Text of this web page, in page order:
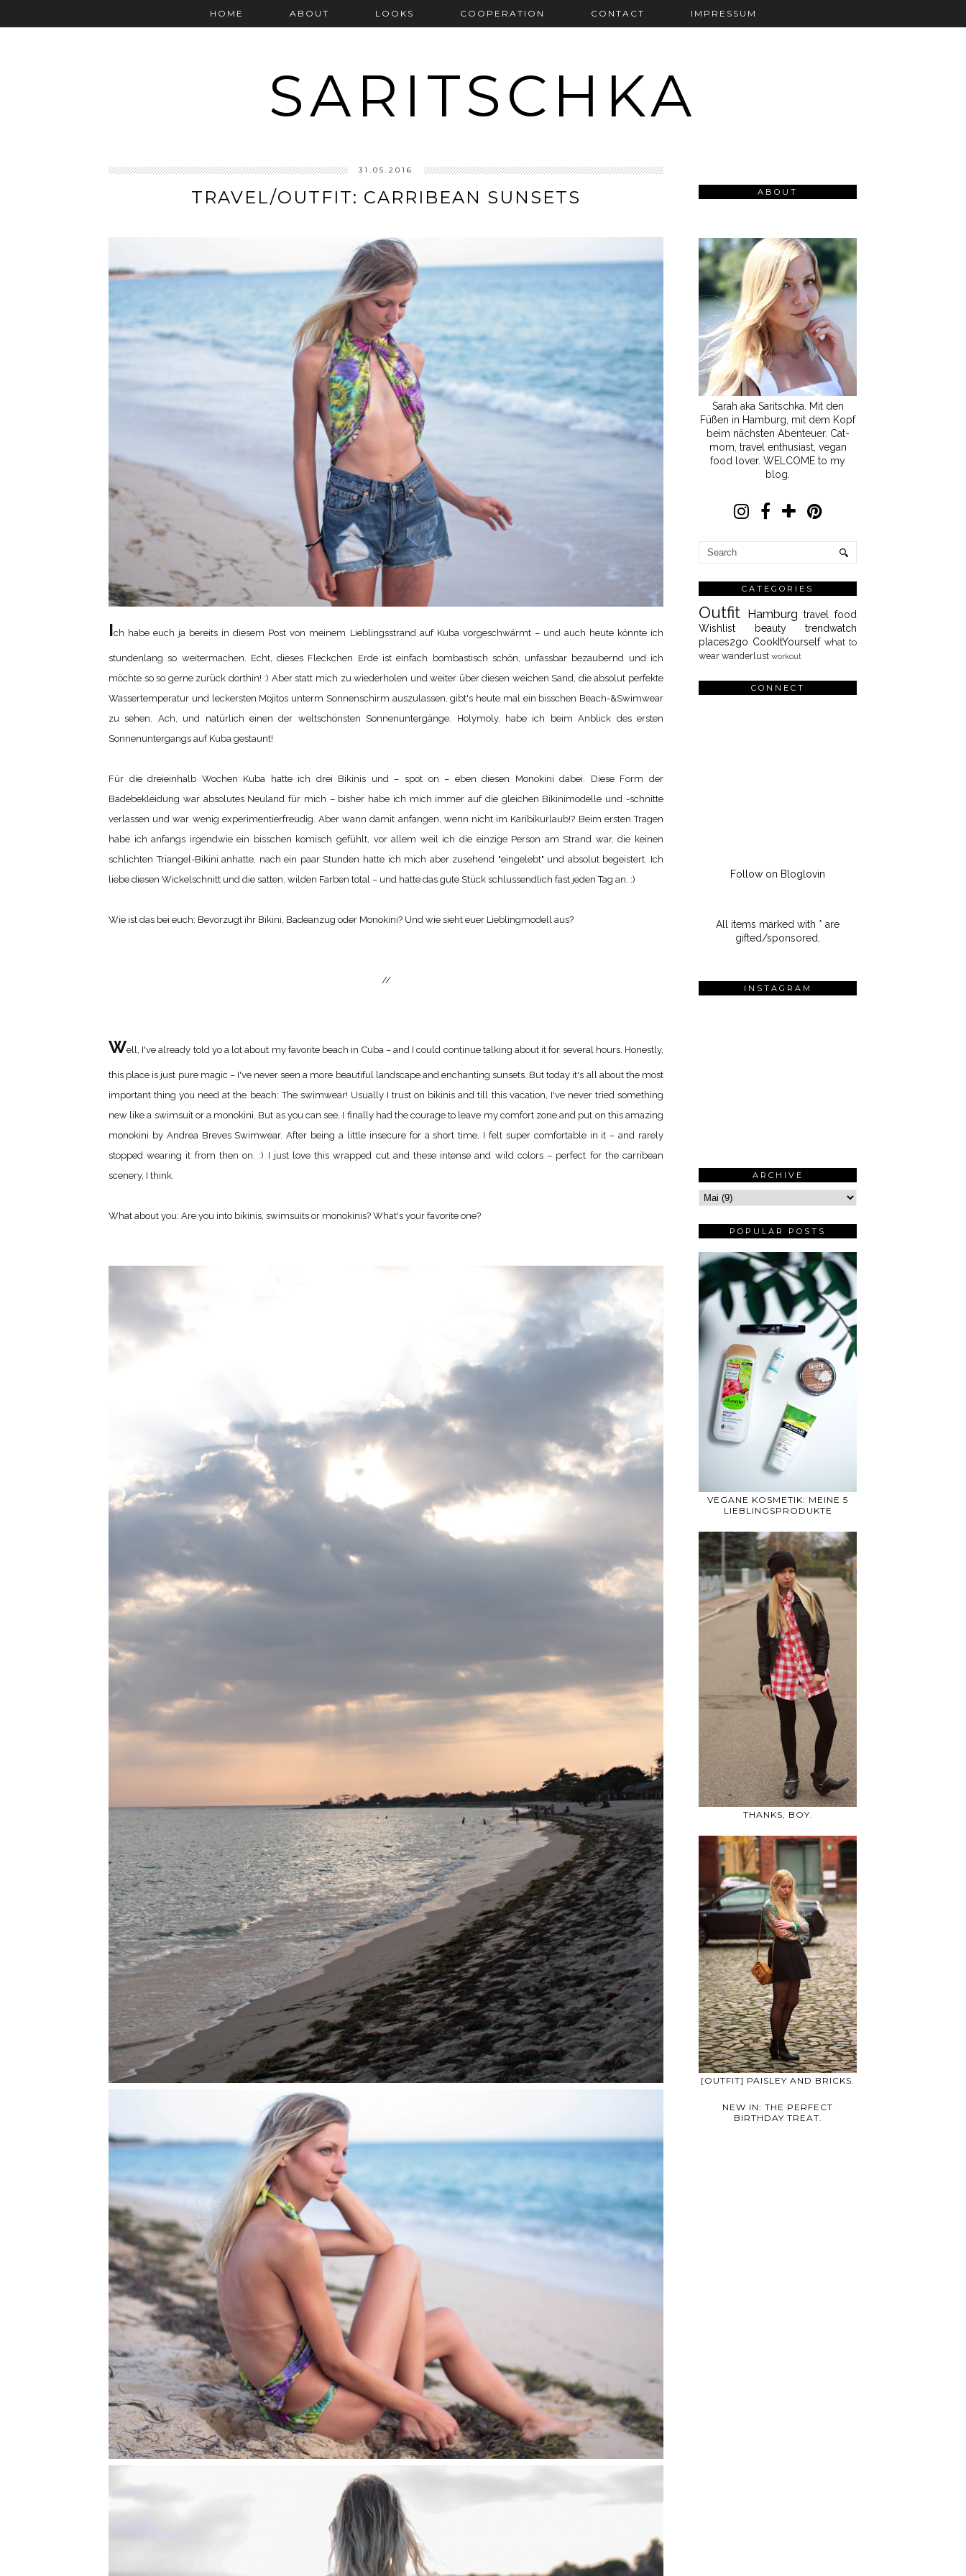
HOME ABOUT LOOKS COOPERATION CONTACT IMPRESSUM
SARITSCHKA
31.05.2016
TRAVEL/OUTFIT: CARRIBEAN SUNSETS
Ich habe euch ja bereits in diesem Post von meinem Lieblingsstrand auf Kuba vorgeschwärmt – und auch heute könnte ich
stundenlang so weitermachen. Echt, dieses Fleckchen Erde ist einfach bombastisch schön, unfassbar bezaubernd und ich
möchte so so gerne zurück dorthin! :) Aber statt mich zu wiederholen und weiter über diesen weichen Sand, die absolut perfekte
Wassertemperatur und leckersten Mojitos unterm Sonnenschirm auszulassen, gibt's heute mal ein bisschen Beach-&Swimwear
zu sehen. Ach, und natürlich einen der weltschönsten Sonnenuntergänge. Holymoly, habe ich beim Anblick des ersten
Sonnenuntergangs auf Kuba gestaunt!
Für die dreieinhalb Wochen Kuba hatte ich drei Bikinis und – spot on – eben diesen Monokini dabei. Diese Form der
Badebekleidung war absolutes Neuland für mich – bisher habe ich mich immer auf die gleichen Bikinimodelle und -schnitte
verlassen und war wenig experimentierfreudig. Aber wann damit anfangen, wenn nicht im Karibikurlaub!? Beim ersten Tragen
habe ich anfangs irgendwie ein bisschen komisch gefühlt, vor allem weil ich die einzige Person am Strand war, die keinen
schlichten Triangel-Bikini anhatte, nach ein paar Stunden hatte ich mich aber zusehend "eingelebt" und absolut begeistert. Ich
liebe diesen Wickelschnitt und die satten, wilden Farben total – und hatte das gute Stück schlussendlich fast jeden Tag an. :)
Wie ist das bei euch: Bevorzugt ihr Bikini, Badeanzug oder Monokini? Und wie sieht euer Lieblingmodell aus?
//
Well, I've already told yo a lot about my favorite beach in Cuba – and I could continue talking about it for several hours. Honestly,
this place is just pure magic – I've never seen a more beautiful landscape and enchanting sunsets. But today it's all about the most
important thing you need at the beach: The swimwear! Usually I trust on bikinis and till this vacation, I've never tried something
new like a swimsuit or a monokini. But as you can see, I finally had the courage to leave my comfort zone and put on this amazing
monokini by Andrea Breves Swimwear. After being a little insecure for a short time, I felt super comfortable in it – and rarely
stopped wearing it from then on. :) I just love this wrapped cut and these intense and wild colors – perfect for the carribean
scenery, I think.
What about you: Are you into bikinis, swimsuits or monokinis? What's your favorite one?
ABOUT
Sarah aka Saritschka. Mit den
Füßen in Hamburg, mit dem Kopf
beim nächsten Abenteuer. Cat-
mom, travel enthusiast, vegan
food lover. WELCOME to my
blog.
CATEGORIES
Outfit Hamburg travel food
Wishlist
beauty
trendwatch
places2go CookItYourself what to
wear wanderlust workout
CONNECT
Follow on Bloglovin
All items marked with * are
gifted/sponsored.
INSTAGRAM
ARCHIVE
POPULAR POSTS
VEGANE KOSMETIK: MEINE 5
LIEBLINGSPRODUKTE
THANKS, BOY.
[OUTFIT] PAISLEY AND BRICKS.
NEW IN: THE PERFECT
BIRTHDAY TREAT.